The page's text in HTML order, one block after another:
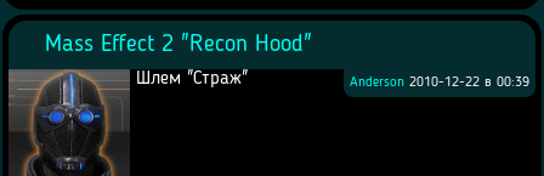
Mass Effect 2 "Recon Hood"
Anderson 2010-12-22 в 00:39
Шлем "Страж"